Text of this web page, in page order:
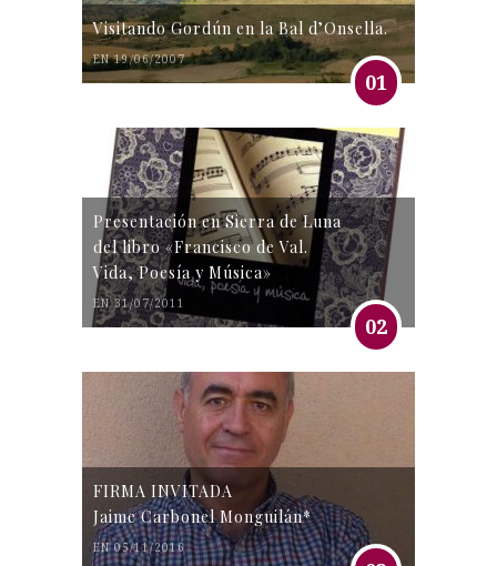
Visitando Gordún en la Bal d’Onsella.
EN 19/06/2007
01
Presentación en Sierra de Luna
del libro «Francisco de Val.
Vida, Poesía y Música»
EN 31/07/2011
02
FIRMA INVITADA
Jaime Carbonel Monguilán*
EN 05/11/2016